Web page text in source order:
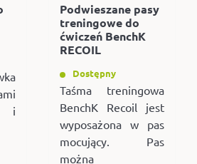
i
Podwieszane pasy
treningowe do
ćwiczeń BenchK
RECOIL
Dostępny
Taśma treningowa
BenchK Recoil jest
wyposażona w pas
mocujący. Pas
można